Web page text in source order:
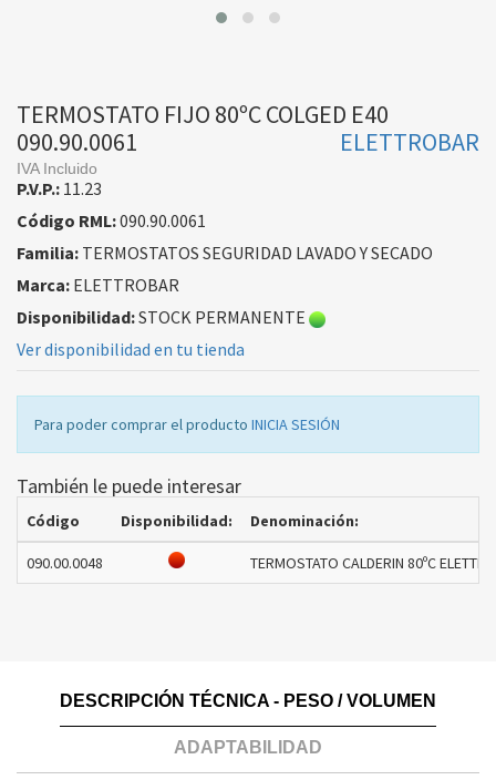
TERMOSTATO FIJO 80ºC COLGED E40
090.90.0061
ELETTROBAR
IVA Incluido
P.V.P.: 11.23
Código RML:090.90.0061
Familia: TERMOSTATOS SEGURIDAD LAVADO Y SECADO
Marca: ELETTROBAR
Disponibilidad:STOCK PERMANENTE
Ver disponibilidad en tu tienda
Para poder comprar el producto INICIA SESIÓN
También le puede interesar
Código Disponibilidad: Denominación:
090.00.0048 TERMOSTATO CALDERIN 80ºC
DESCRIPCIÓN TÉCNICA - PESO / VOLUMEN
ADAPTABILIDAD